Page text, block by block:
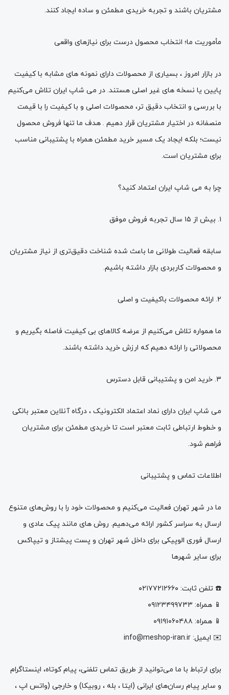
مشتریان باشند و تجربه خریدی مطمئن و ساده ایجاد کنند.
مأموریت ما؛ انتخاب محصول درست برای نیازهای واقعی
در بازار امروز ، بسیاری از محصولات دارای نمونه‌ های مشابه با کیفیت
پایین یا نسخه‌ های غیر اصلی هستند. در می شاپ ایران تلاش می‌کنیم
با بررسی و انتخاب دقیق‌ تر، محصولات اصلی و با کیفیت را با قیمت
منصفانه در اختیار مشتریان قرار دهیم . هدف ما تنها فروش محصول
نیست؛ بلکه ایجاد یک مسیر خرید مطمئن همراه با پشتیبانی مناسب
برای مشتریان است.
چرا به می شاپ ایران اعتماد کنید؟
۱. بیش از ۱۵ سال تجربه فروش موفق
سابقه فعالیت طولانی ما باعث شده شناخت دقیق‌تری از نیاز مشتریان
و محصولات کاربردی بازار داشته باشیم.
۲. ارائه محصولات باکیفیت و اصلی
ما همواره تلاش می‌کنیم از عرضه کالاهای بی‌ کیفیت فاصله بگیریم و
محصولاتی را ارائه دهیم که ارزش خرید داشته باشند.
۳. خرید امن و پشتیبانی قابل دسترس
می شاپ ایران دارای نماد اعتماد الکترونیک ، درگاه آنلاین معتبر بانکی
و خطوط ارتباطی ثابت معتبر است تا خریدی مطمئن برای مشتریان
فراهم شود.
اطلاعات تماس و پشتیبانی
ما در شهر تهران فعالیت می‌کنیم و محصولات خود را با روش‌های متنوع
ارسال به سراسر کشور ارائه می‌دهیم. روش های مانند پیک عادی و
ارسال فوری الوپیکی برای داخل شهر تهران و پست پیشتاز و تیپاکس
برای سایر شهرها
☎️ تلفن ثابت: ۰۲۱۷۷۲۱۲۶۶۰
📱 همراه: ۰۹۱۲۳۴۹۹۷۳۳
📱 همراه: ۰۹۱۹۱۰۶۰۴۸۸
✉️ ایمیل: info@meshop-iran.ir
برای ارتباط با ما می‌توانید از طریق تماس تلفنی، پیام کوتاه، اینستاگرام
و سایر پیام‌ رسان‌های ایرانی (ایتا ، بله ، روبیکا) و خارجی (واتس اپ ،